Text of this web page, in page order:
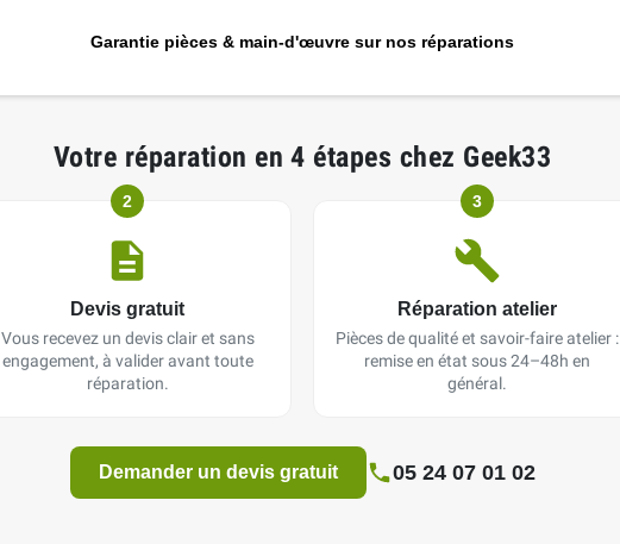
Garantie pièces & main-d'œuvre sur nos réparations
Votre réparation en 4 étapes chez Geek33
2
Devis gratuit
Vous recevez un devis clair et sans
engagement, à valider avant toute
réparation.
3
Réparation atelier
Pièces de qualité et savoir-faire atelier :
remise en état sous 24–48h en
général.
Demander un devis gratuit 05 24 07 01 02